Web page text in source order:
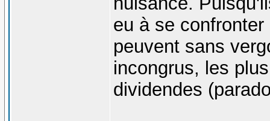
eu à se
peuvent sans
incongrus, les
dividendes